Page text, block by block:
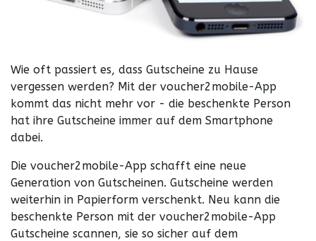
Wie oft passiert es, dass Gutscheine zu Hause
vergessen werden? Mit der voucher2mobile-App
kommt das nicht mehr vor - die beschenkte Person
hat ihre Gutscheine immer auf dem Smartphone
dabei.
Die voucher2mobile-App schafft eine neue
Generation von Gutscheinen. Gutscheine werden
weiterhin in Papierform verschenkt. Neu kann die
beschenkte Person mit der voucher2mobile-App
Gutscheine scannen, sie so sicher auf dem